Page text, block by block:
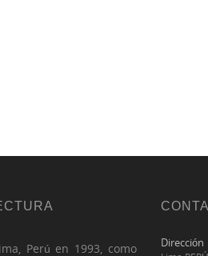
Perú en 1993, como Dirección